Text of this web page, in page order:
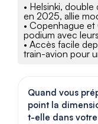
• Helsinki,
en 2025, allie
• Copenhague
podium avec
• Accès facile
train-avion pour
Quand vous
point la
t-elle dans